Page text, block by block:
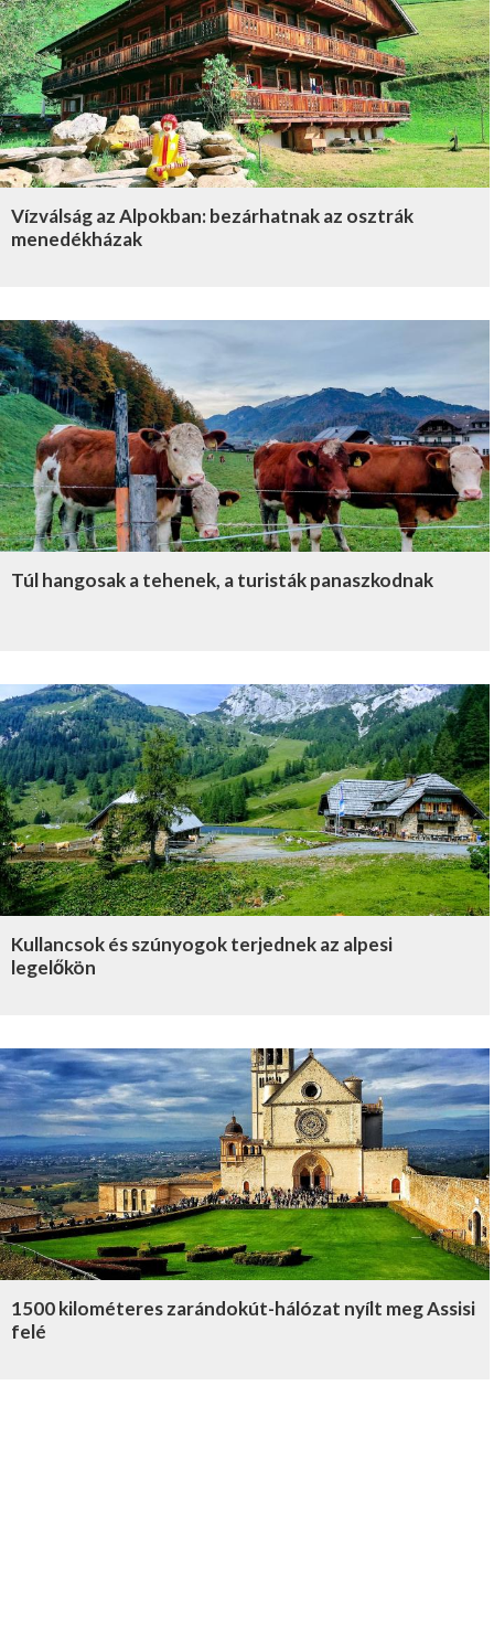
Vízválság az Alpokban: bezárhatnak az osztrák
menedékházak
Túl hangosak a tehenek, a turisták panaszkodnak
Kullancsok és szúnyogok terjednek az alpesi
legelőkön
1500 kilométeres zarándokút-hálózat nyílt meg Assisi
felé